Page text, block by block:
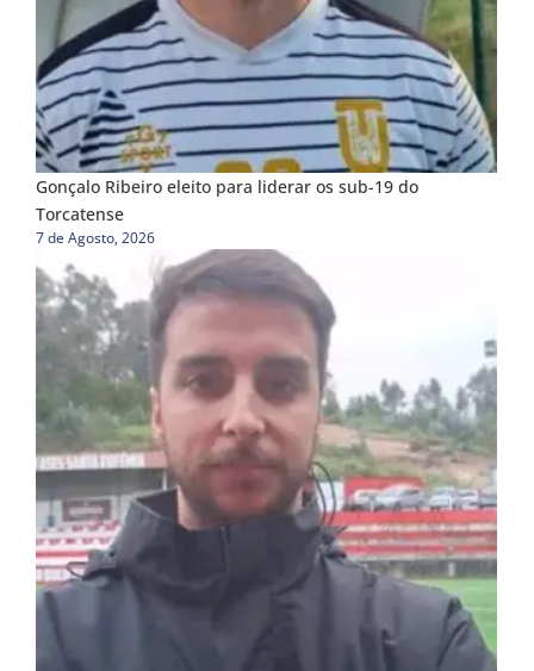
Gonçalo Ribeiro eleito para liderar os sub-19 do
Torcatense
7 de Agosto, 2026